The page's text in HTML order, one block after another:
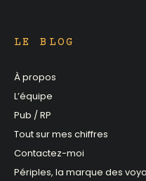
LE BLOG
À propos
L’équipe
Pub / RP
Tout sur mes chiffres
Contactez-moi
Périples, la marque des